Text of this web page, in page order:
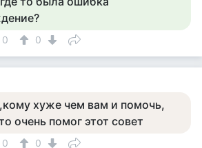
0 0
хуже чем вам и помочь,
очень помог этот совет
0 0